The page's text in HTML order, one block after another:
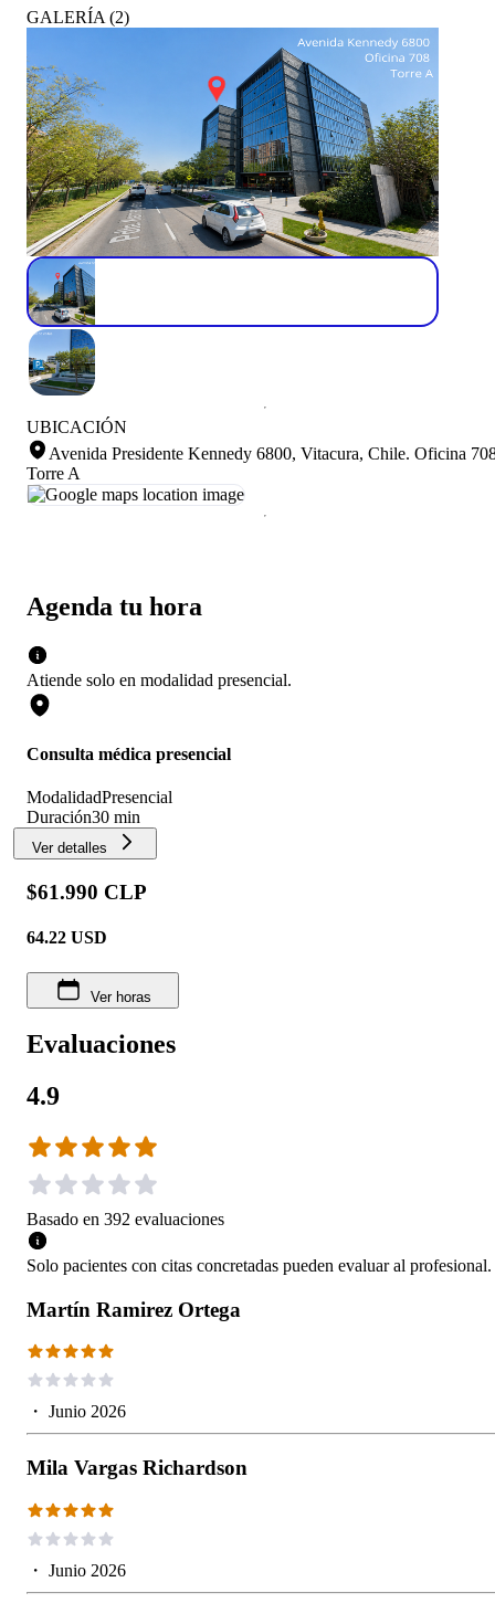
Agenda tu hora
Atiende solo en modalidad presencial.
Consulta médica presencial
ModalidadPresencial
Duración30 min
Ver detalles
$61.990 CLP
64.22 USD
Ver horas
Evaluaciones
4.9
Basado en 392 evaluaciones
Solo pacientes con citas concretadas pueden evaluar al profesional.
Martín Ramirez Ortega
・ Junio 2026
Mila Vargas Richardson
・ Junio 2026
GALERÍA (2)
UBICACIÓN
Avenida Presidente Kennedy 6800, Vitacura, Chile. Oficina
Torre A